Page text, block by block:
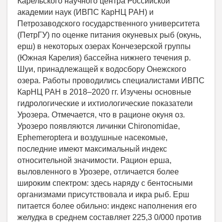
академии наук (ИВПС КарНЦ РАН) и
Петрозаводского государственного университета
(ПетрГУ) по оценке питания окуневых рыб (окунь,
ерш) в некоторых озерах Кончезерской группы
(Южная Карелия) бассейна нижнего течения р.
Шуи, принадлежащей к водосбору Онежского
озера. Работы проводились специалистами ИВПС
КарНЦ РАН в 2018–2020 гг. Изучены основные
гидрологические и ихтиологические показатели
Урозера. Отмечается, что в рационе окуня оз.
Урозеро появляются личинки Chironomidae,
Ephemeroptera и воздушные насекомые,
последние имеют максимальный индекс
относительной значимости. Рацион ерша,
выловленного в Урозере, отличается более
широким спектром: здесь наряду с бентосными
организмами присутствовала и икра рыб. Ерш
питается более обильно: индекс наполнения его
желудка в среднем составляет 225,3 0/000 против